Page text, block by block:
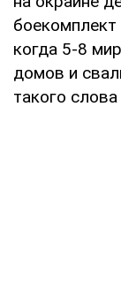
когда 5-8
домов и
такого